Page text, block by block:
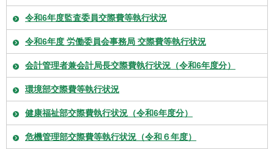
令和6年度監査委員交際費等執行状況
令和6年度 労働委員会事務局 交際費等執行状況
会計管理者兼会計局長交際費執行状況（令和6年度分）
環境部交際費等執行状況
健康福祉部交際費執行状況（令和6年度分）
危機管理部交際費等執行状況（令和６年度）